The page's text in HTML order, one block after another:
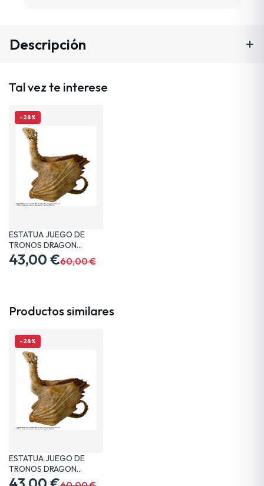
Descripción
Tal vez te interese
-28%
ESTATUA JUEGO DE
TRONOS DRAGON
VISERION 19…
43,00 €60,00 €
Productos similares
-28%
ESTATUA JUEGO DE
TRONOS DRAGON
VISERION 19…